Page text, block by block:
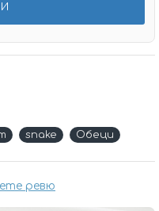
ревю
snake Обеци